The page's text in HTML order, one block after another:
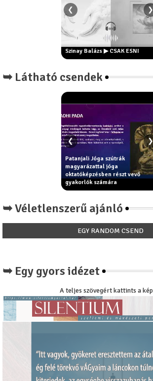
Szinay Balázs ▶ CSAK ESNI
❮ ❯
➥ Látható csendek
Patanjali Jóga szútrák
magyarázattal jóga
oktatóképzésben részt vevő
gyakorlók számára
❮ ❯
➥ Véletlenszerű ajánló
EGY RANDOM CSEND
➥ Egy gyors idézet
A teljes szövegért kattints a